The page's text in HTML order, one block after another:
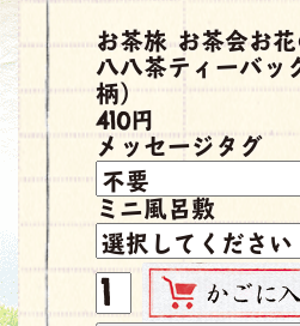
お茶旅 お茶会お
八八茶ティーバッ
柄）
410円
メッセージタグ
ミニ風呂敷